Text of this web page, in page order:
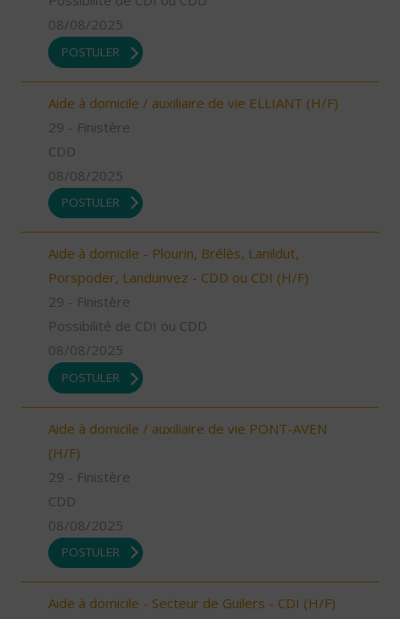
08/08/2025
POSTULER
Aide à domicile / auxiliaire de vie ELLIANT (H/F)
29 - Finistère
CDD
08/08/2025
POSTULER
Aide à domicile - Plourin, Brélès, Lanildut,
Porspoder, Landunvez - CDD ou CDI (H/F)
29 - Finistère
Possibilité de CDI ou CDD
08/08/2025
POSTULER
Aide à domicile / auxiliaire de vie PONT-AVEN
(H/F)
29 - Finistère
CDD
08/08/2025
POSTULER
Aide à domicile - Secteur de Guilers - CDI (H/F)